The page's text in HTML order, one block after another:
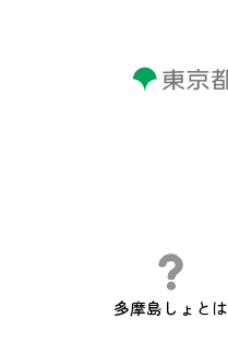
多摩島しょとは